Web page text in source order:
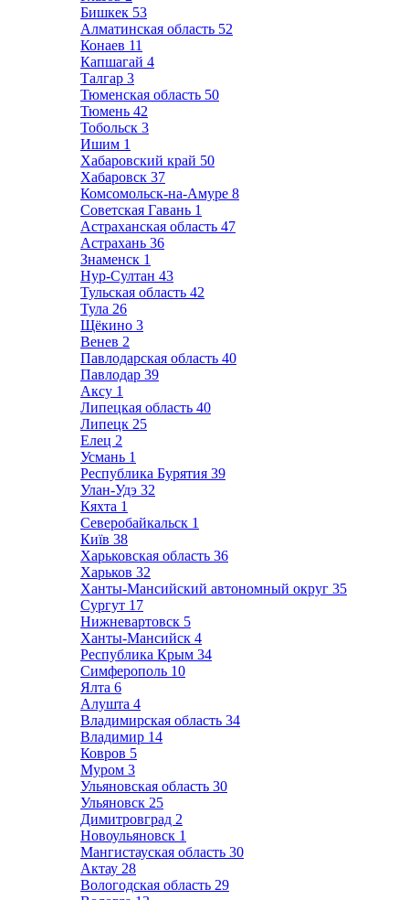
Бишкек 53
Алматинская область 52
Конаев 11
Капшагай 4
Талгар 3
Тюменская область 50
Тюмень 42
Тобольск 3
Ишим 1
Хабаровский край 50
Хабаровск 37
Комсомольск-на-Амуре 8
Советская Гавань 1
Астраханская область 47
Астрахань 36
Знаменск 1
Нур-Султан 43
Тульская область 42
Тула 26
Щёкино 3
Венев 2
Павлодарская область 40
Павлодар 39
Аксу 1
Липецкая область 40
Липецк 25
Елец 2
Усмань 1
Республика Бурятия 39
Улан-Удэ 32
Кяхта 1
Северобайкальск 1
Київ 38
Харьковская область 36
Харьков 32
Ханты-Мансийский автономный округ 35
Сургут 17
Нижневартовск 5
Ханты-Мансийск 4
Республика Крым 34
Симферополь 10
Ялта 6
Алушта 4
Владимирская область 34
Владимир 14
Ковров 5
Муром 3
Ульяновская область 30
Ульяновск 25
Димитровград 2
Новоульяновск 1
Мангистауская область 30
Актау 28
Вологодская область 29